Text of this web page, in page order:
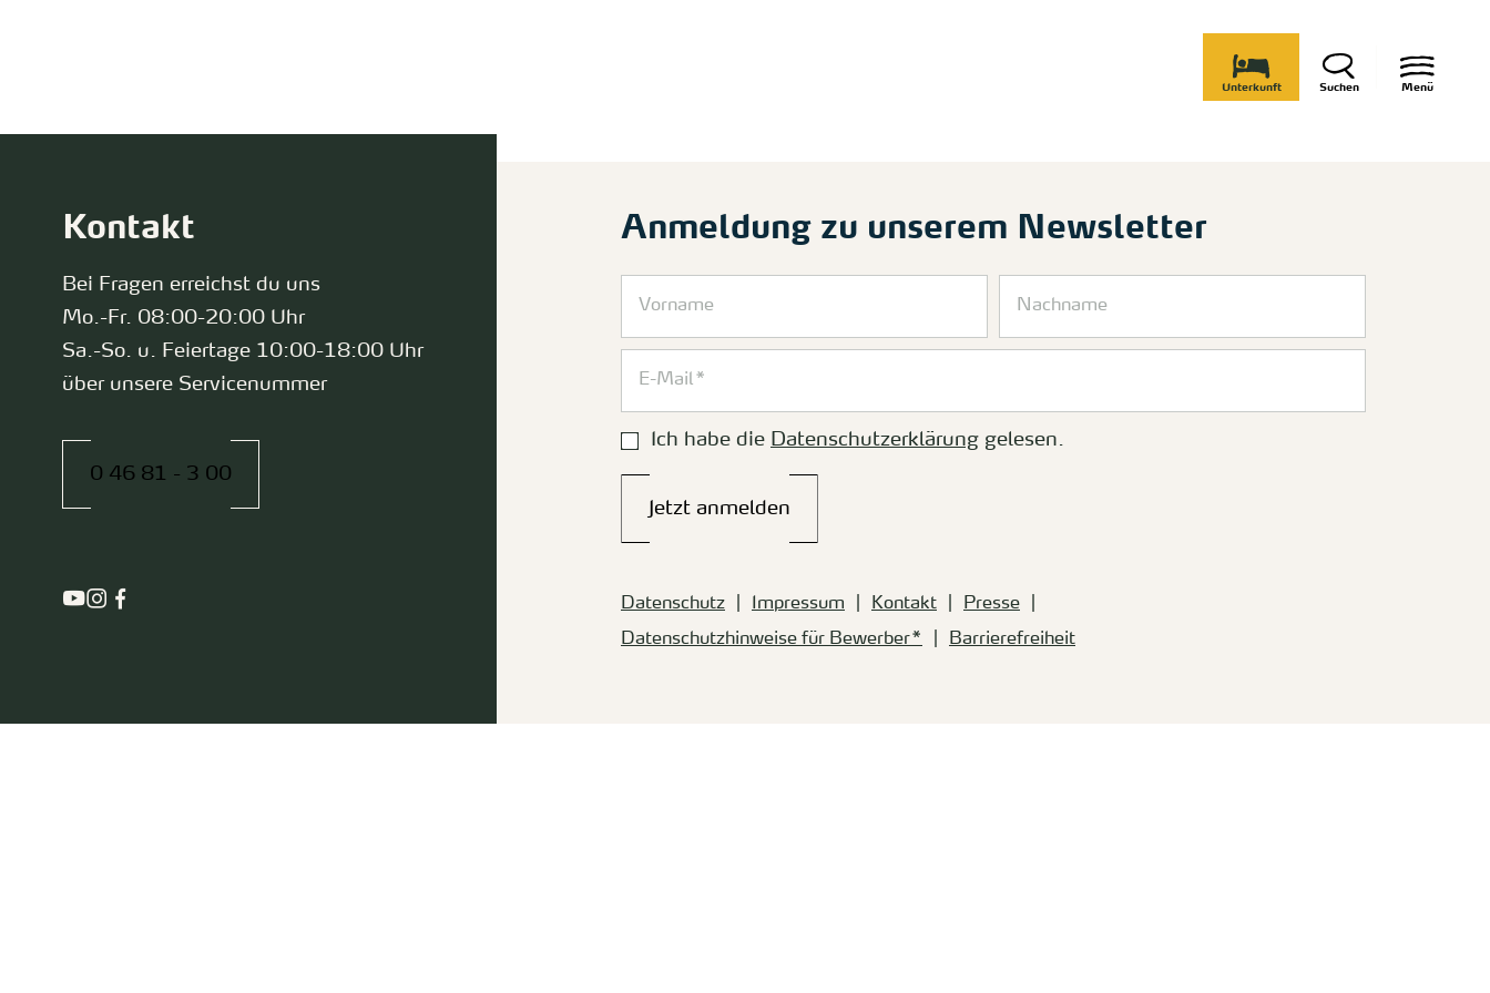
Menü
Suchen
Unterkunft
Anmeldung zu unserem Newsletter
Ich habe die Datenschutzerklärung gelesen.
Jetzt anmelden
Datenschutz Impressum Kontakt
Presse
Datenschutzhinweise für Bewerber*
Barrierefreiheit
Kontakt
Bei Fragen erreichst du uns
Mo.-Fr. 08:00-20:00 Uhr
Sa.-So. u. Feiertage 10:00-18:00 Uhr
über unsere Servicenummer
0 46 81 - 3 00